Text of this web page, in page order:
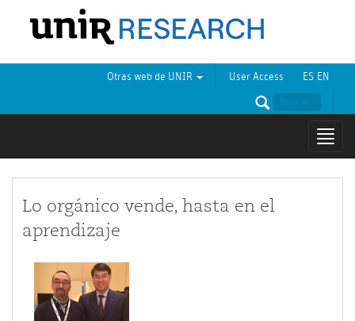
ES EN
User Access
Otras web de UNIR
Lo orgánico vende, hasta en el
aprendizaje